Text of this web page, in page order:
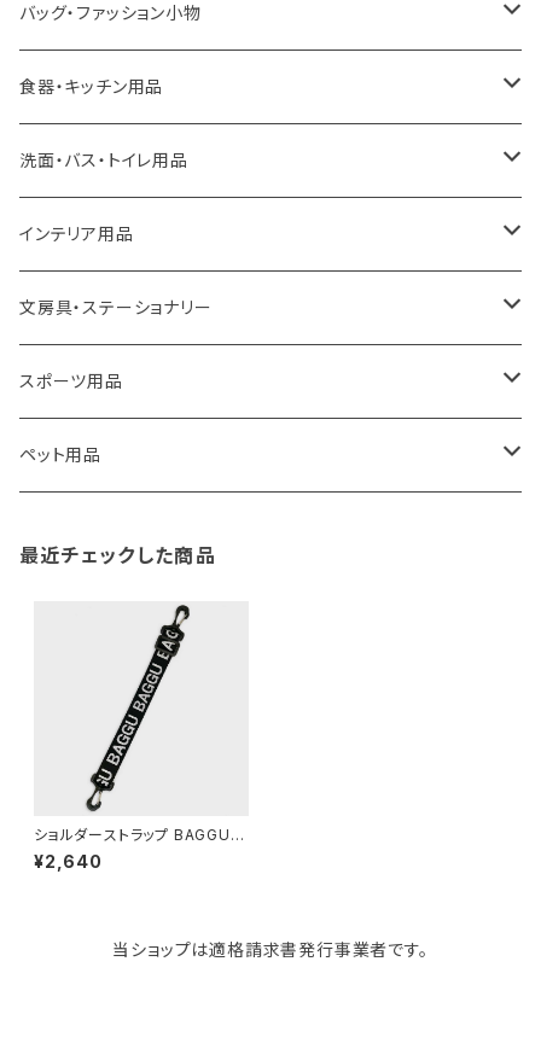
LOQI
ideaco
a.depeche
ROOTOTE
100percent
藤田金属
TG
KIND BAG LONDON
バッグ・ファッション小物
エコバッグ
アクセサリー
トートバッグ
保冷バッグ
リュックサック
ショルダーバッグ
パソコンケース
食器・キッチン用品
キッチンラック
キッチンペーパーホルダー
食器・テーブルウェア
ゴミ箱
収納用品
ソープディスペンサー
調理器具・調理小物
洗面・バス・トイレ用品
洗面用品
掃除・洗濯用品
トイレ用品
バス用品
インテリア用品
アイロン台
アクセサリー収納
ウェットティッシュケース
クッション・クッションカバー
文房具・ステーショナリー
筆記具・ペン
ノート
スポーツ用品
卓球用品
ペット用品
最近チェックした商品
ショルダーストラップ BAGGU A
ttachable Strap バグゥ ストラ
ップ バグー ブラック x ホワイト
¥2,640
当ショップは適格請求書発行事業者です。